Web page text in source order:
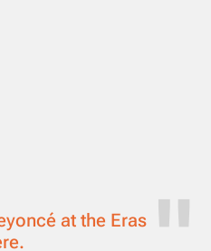
at the Eras